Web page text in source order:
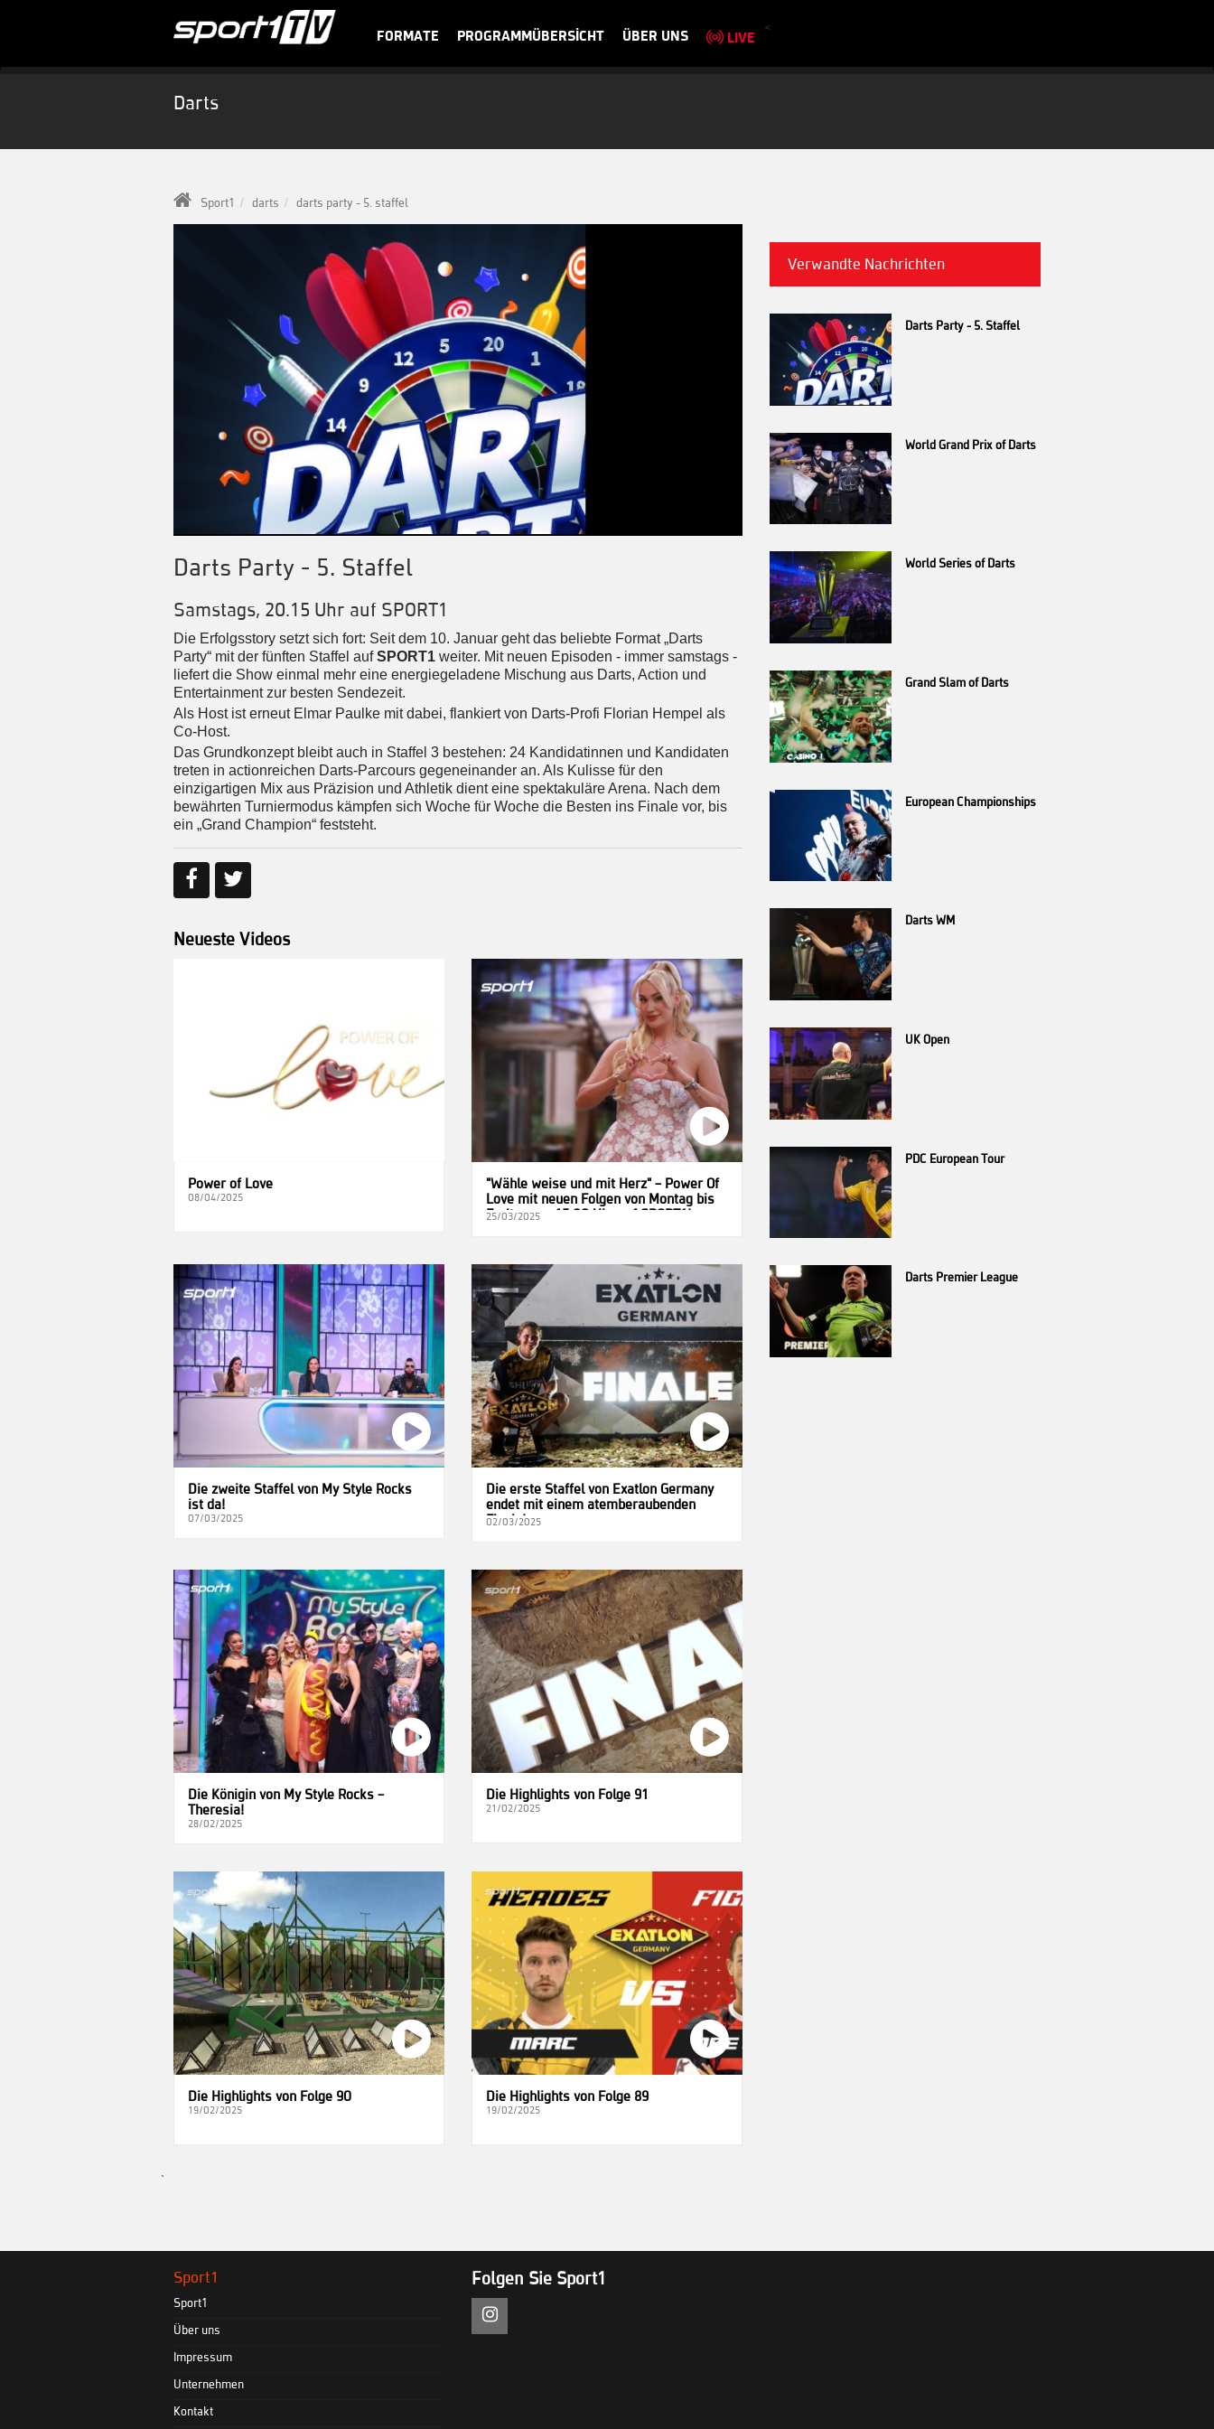
FORMATE PROGRAMMÜBERSICHT ÜBER UNS LIVE
<
Darts
Sport1 darts darts party - 5. staffel
Darts Party - 5. Staffel
Samstags, 20.15 Uhr auf SPORT1
Die Erfolgsstory setzt sich fort: Seit dem 10. Januar geht das beliebte Format „Darts
Party“ mit der fünften Staffel aufSPORT1 weiter. Mit neuen Episoden - immer samstags -
liefert die Show einmal mehr eine energiegeladene Mischung aus Darts, Action und
Entertainment zur besten Sendezeit.
Als Host ist erneut Elmar Paulke mit dabei, flankiert von Darts-Profi Florian Hempel als
Co-Host.
Das Grundkonzept bleibt auch in Staffel 3 bestehen: 24 Kandidatinnen und Kandidaten
treten in actionreichen Darts-Parcours gegeneinander an. Als Kulisse für den
einzigartigen Mix aus Präzision und Athletik dient eine spektakuläre Arena. Nach dem
bewährten Turniermodus kämpfen sich Woche für Woche die Besten ins Finale vor, bis
ein „Grand Champion“ feststeht.
Neueste Videos
Power of Love
08/04/2025
"Wähle weise und mit Herz" – Power Of
Love mit neuen Folgen von Montag bis
Freitag um 15:00 Uhr auf SPORT1!
25/03/2025
Die zweite Staffel von My Style Rocks
ist da!
07/03/2025
Die erste Staffel von Exatlon Germany
endet mit einem atemberaubenden
Finale!
02/03/2025
Die Königin von My Style Rocks –
Theresia!
28/02/2025
Die Highlights von Folge 91
21/02/2025
Die Highlights von Folge 90
19/02/2025
Die Highlights von Folge 89
19/02/2025
Verwandte Nachrichten
Darts Party - 5. Staffel
World Grand Prix of Darts
World Series of Darts
Grand Slam of Darts
European Championships
Darts WM
UK Open
PDC European Tour
Darts Premier League
`
Sport1
Sport1
Über uns
Impressum
Unternehmen
Kontakt
Folgen Sie Sport1